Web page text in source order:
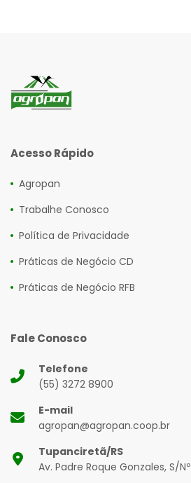
Acesso Rápido
Agropan
Trabalhe Conosco
Política de Privacidade
Práticas de Negócio CD
Práticas de Negócio RFB
Fale Conosco
Telefone
(55) 3272 8900
E-mail
agropan@agropan.coop.br
Tupanciretã/RS
Av. Padre Roque Gonzales, S/Nº